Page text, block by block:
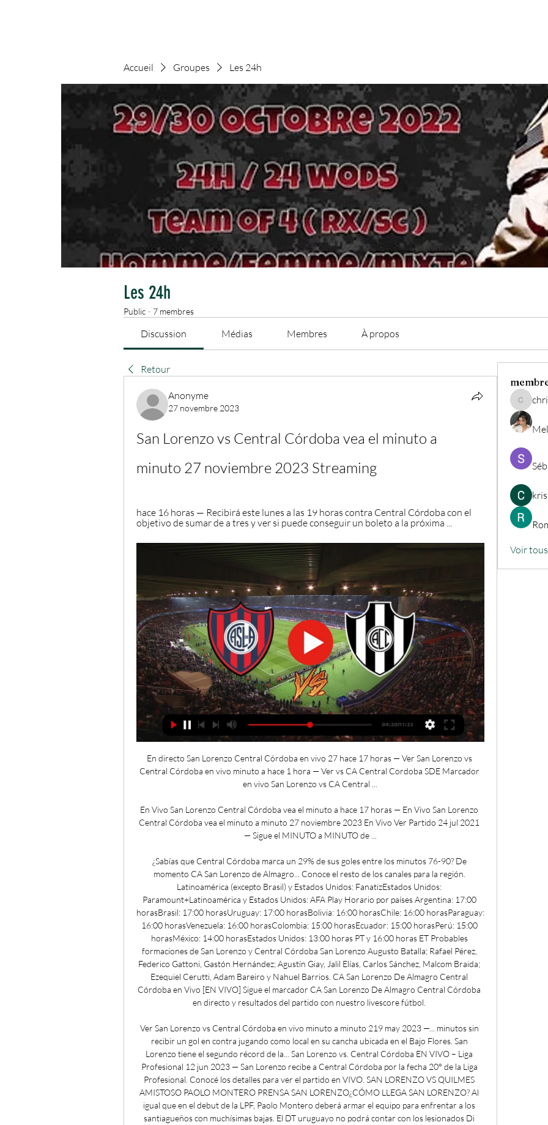
Accueil Groupes Les 24h
Les 24h
Public · 7 membres
Discussion Médias Membres À propos
Retour
Anonyme
27 novembre 2023
San Lorenzo vs Central Córdoba vea el minuto a
minuto 27 noviembre 2023 Streaming
hace 16 horas — Recibirá este lunes a las 19 horas contra Central Córdoba con el
objetivo de sumar de a tres y ver si puede conseguir un boleto a la próxima ...
En directo San Lorenzo Central Córdoba en vivo 27 hace 17 horas — Ver San Lorenzo vs
Central Córdoba en vivo minuto a hace 1 hora — Ver vs CA Central Cordoba SDE Marcador
en vivo San Lorenzo vs CA Central ...
En Vivo San Lorenzo Central Córdoba vea el minuto a hace 17 horas — En Vivo San Lorenzo
Central Córdoba vea el minuto a minuto 27 noviembre 2023 En Vivo Ver Partido 24 jul 2021
— Sigue el MINUTO a MINUTO de ...
¿Sabías que Central Córdoba marca un 29% de sus goles entre los minutos 76-90? De
momento CA San Lorenzo de Almagro... Conoce el resto de los canales para la región.
Latinoamérica (excepto Brasil) y Estados Unidos: FanatizEstados Unidos:
Paramount+Latinoamérica y Estados Unidos: AFA Play Horario por países Argentina: 17:00
horasBrasil: 17:00 horasUruguay: 17:00 horasBolivia: 16:00 horasChile: 16:00 horasParaguay:
16:00 horasVenezuela: 16:00 horasColombia: 15:00 horasEcuador: 15:00 horasPerú: 15:00
horasMéxico: 14:00 horasEstados Unidos: 13:00 horas PT y 16:00 horas ET Probables
formaciones de San Lorenzo y Central Córdoba San Lorenzo Augusto Batalla; Rafael Pérez,
Federico Gattoni, Gastón Hernández; Agustín Giay, Jalil Elías, Carlos Sánchez, Malcom Braida;
Ezequiel Cerutti, Adam Bareiro y Nahuel Barrios. CA San Lorenzo De Almagro Central
Córdoba en Vivo [EN VIVO] Sigue el marcador CA San Lorenzo De Almagro Central Córdoba
en directo y resultados del partido con nuestro livescore fútbol.
Ver San Lorenzo vs Central Córdoba en vivo minuto a minuto 219 may 2023 —... minutos sin
recibir un gol en contra jugando como local en su cancha ubicada en el Bajo Flores. San
Lorenzo tiene el segundo récord de la... San Lorenzo vs. Central Córdoba EN VIVO – Liga
Profesional 12 jun 2023 — San Lorenzo recibe a Central Córdoba por la fecha 20° de la Liga
Profesional. Conocé los detalles para ver el partido en VIVO. SAN LORENZO VS QUILMES
AMISTOSO PAOLO MONTERO PRENSA SAN LORENZO¿CÓMO LLEGA SAN LORENZO? Al
igual que en el debut de la LPF, Paolo Montero deberá armar el equipo para enfrentar a los
santiagueños con muchísimas bajas. El DT uruguayo no podrá contar con los lesionados Di
Voir